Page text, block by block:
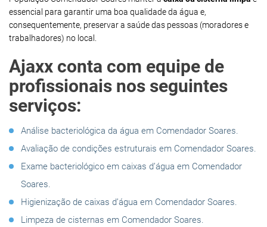
essencial para garantir uma boa qualidade da água e,
consequentemente, preservar a saúde das pessoas (moradores e
trabalhadores) no local.
Ajaxx conta com equipe de
profissionais nos seguintes
serviços:
Análise bacteriológica da água em Comendador Soares.
Avaliação de condições estruturais em Comendador Soares.
Exame bacteriológico em caixas d’água em Comendador
Soares.
Higienização de caixas d’água em Comendador Soares.
Limpeza de cisternas em Comendador Soares.